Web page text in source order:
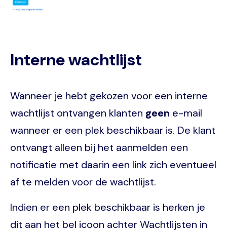
Interne wachtlijst
Wanneer je hebt gekozen voor een interne
wachtlijst ontvangen klanten geen e-mail
wanneer er een plek beschikbaar is. De klant
ontvangt alleen bij het aanmelden een
notificatie met daarin een link zich eventueel
af te melden voor de wachtlijst.
Indien er een plek beschikbaar is herken je
dit aan het bel icoon achter Wachtlijsten in